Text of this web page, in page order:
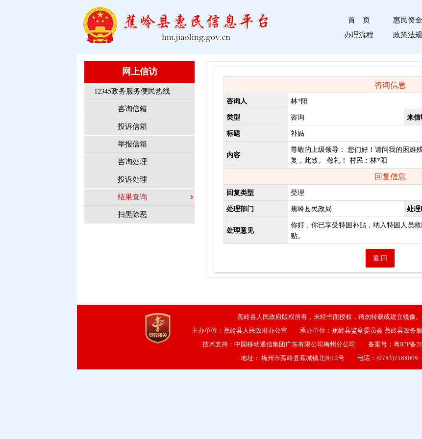
首 页 惠民资金
办理流程
政策法规
网上信访
12345政务服务便民热线
咨询信箱
投诉信箱
举报信箱
咨询处理
投诉处理
结果查询
扫黑除恶
咨询信息
咨询人
林*阳
类型 咨询 来
标题 补贴
内容
尊敬的上级领导： 您们好！请问我的困难
复，此致。 敬礼！ 村民：林*阳
回复信息
回复类型
受理
处理部门 蕉岭县民政局 处
处理意见
你好，你已享受特困补贴，纳入特困人员
贴。
蕉岭县人民政府版权所有，未经书面授权，请勿转载或建立镜像。
主办单位：蕉岭县人民政府办公室 承办单位：蕉岭县监察委员会 蕉岭县政务
技术支持：中国移动通信集团广东有限公司梅州分公司 备案号： 粤ICP备
地址： 梅州市蕉岭县蕉城镇北街12号 电话：(0753)7188009